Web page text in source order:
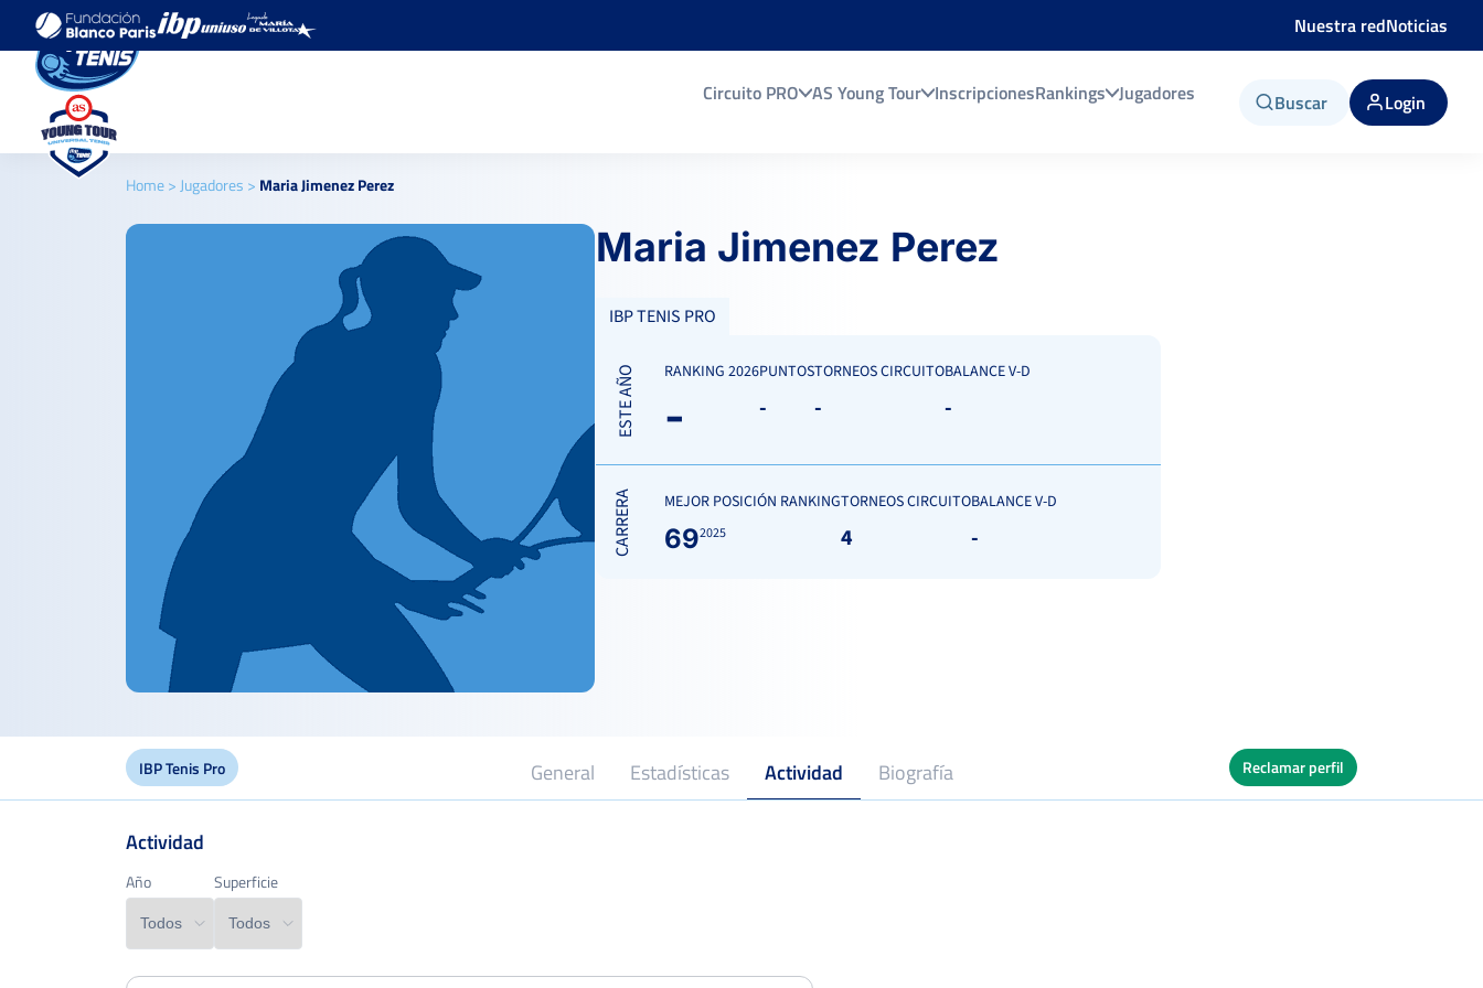
Nuestra redNoticias
Circuito PRO AS Young Tour InscripcionesRankings Jugadores Buscar Login
Home> Jugadores > Maria Jimenez Perez
Maria Jimenez Perez
IBP TENIS PRO
ESTE AÑO RANKING 2026
-
PUNTOS
-
TORNEOS CIRCUITO
-
BALANCE V-D
-
CARRERA MEJOR POSICIÓN RANKING
692025
TORNEOS CIRCUITO
4
BALANCE V-D
-
IBP Tenis Pro General Estadísticas Actividad Biografía Reclamar perfil
Año Superficie
Actividad
Año Superficie